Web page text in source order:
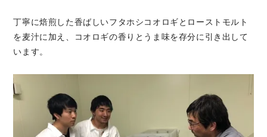
丁寧に焙煎した香ばしいフタホシコオロギとローストモルト
を麦汁に加え、コオロギの香りとうま味を存分に引き出して
います。